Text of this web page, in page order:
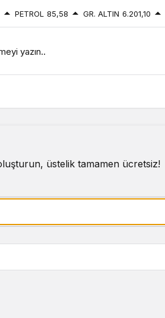
PETROL 85,58 GR. ALTIN 6.201,10
yazın..
üstelik tamamen ücretsiz!